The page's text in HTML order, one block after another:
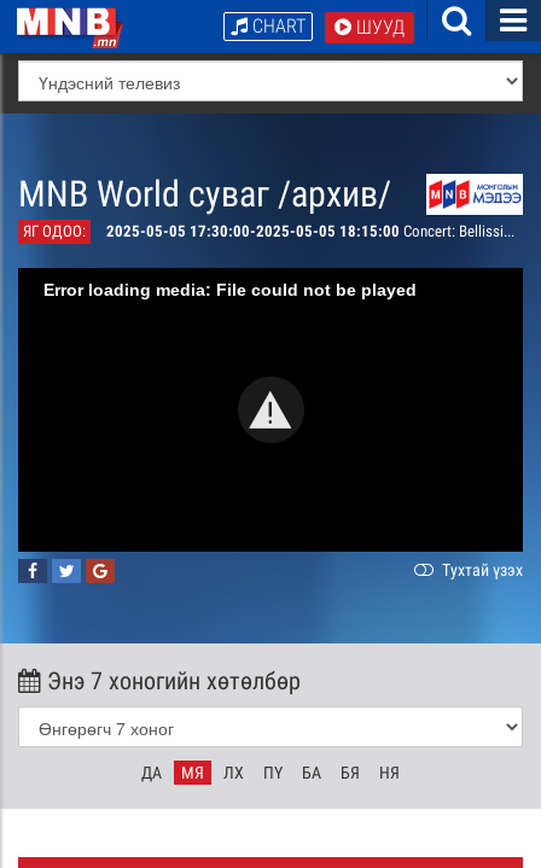
ШУУД
CHART
MNB World суваг /архив/
ЯГ ОДОО: 2025-05-05 17:30:00-2025-05-05 18:15:00 Concert: Bellissima Grand Opera concert part 2
Error loading media: File could not be played
Тухтай үзэх
Энэ 7 хоногийн хөтөлбөр
ДА МЯ ЛХ ПҮ БА БЯ НЯ